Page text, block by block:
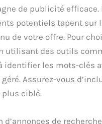
de publicité
potentiels tapent sur
de votre offre. Pour
utilisant des outils
identifier les mots-clés
Assurez-vous
plus ciblé.
de